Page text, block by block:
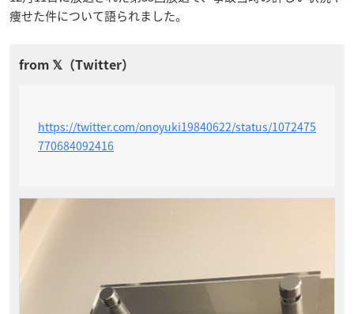
痩せた件について語られました。
https://twitter.com/onoyuki19840622/status/1072475
770684092416